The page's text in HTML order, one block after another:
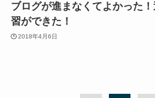
ブログが進まなくてよかった
習ができた！
2018年4月6日